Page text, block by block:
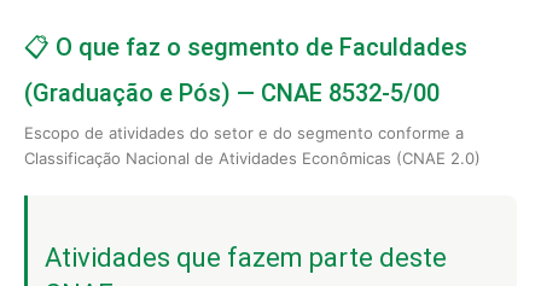
📋 O que faz o segmento de Faculdades
(Graduação e Pós) — CNAE 8532-5/00
Escopo de atividades do setor e do segmento conforme a
Classificação Nacional de Atividades Econômicas (CNAE 2.0)
Atividades que fazem parte deste